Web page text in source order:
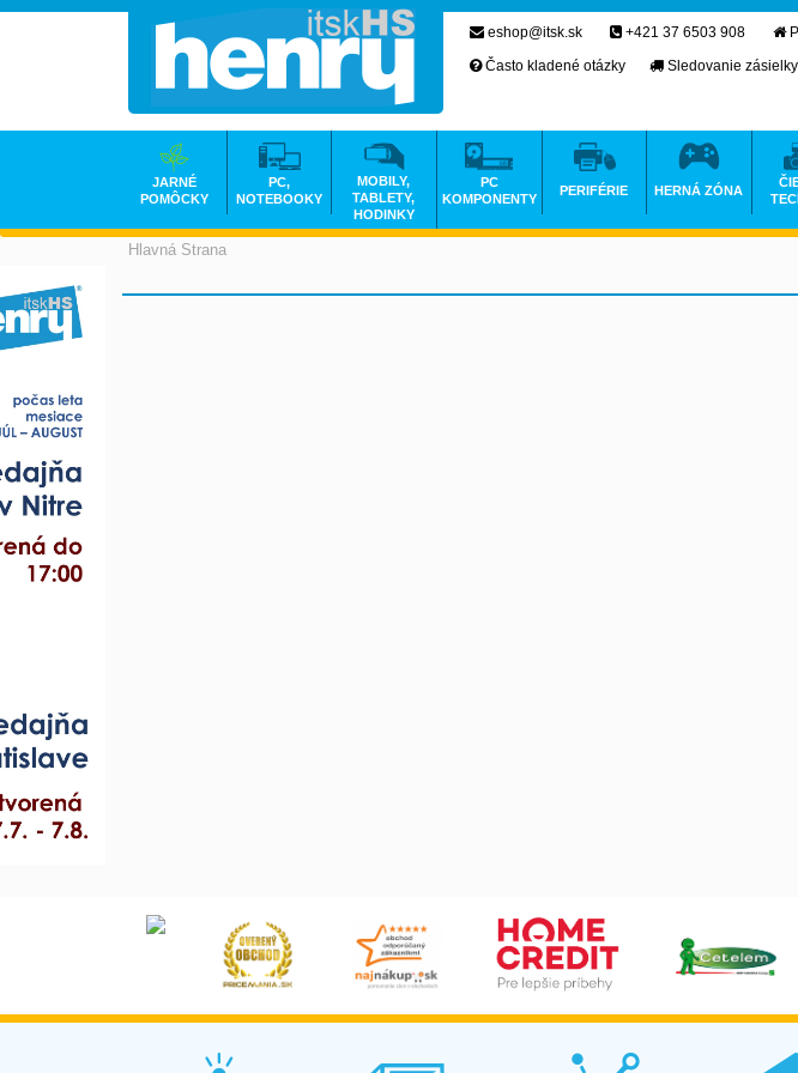
Hlavná Strana
eshop@itsk.sk +421 37 6503 908
Často kladené otázky
Sledovanie zásielky
JARNÉ
POMÔCKY
PC,
NOTEBOOKY
MOBILY,
TABLETY,
HODINKY
PC
KOMPONENTY
PERIFÉRIE HERNÁ ZÓNA